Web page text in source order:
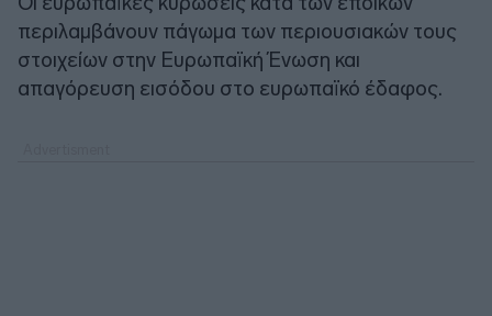
περιλαμβάνουν πάγωμα των περιουσιακών τους
στοιχείων στην Ευρωπαϊκή Ένωση και
απαγόρευση εισόδου στο ευρωπαϊκό έδαφος.